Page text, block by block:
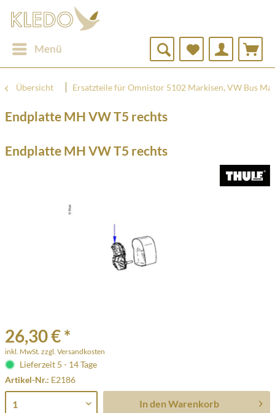
Menü
Übersicht Ersatzteile für Omnistor 5102 Markisen, VW Bus
Endplatte MH VW T5 rechts
Endplatte MH VW T5 rechts
26,30 € *
inkl. MwSt. zzgl. Versandkosten
Lieferzeit 5 - 14 Tage
Artikel-Nr.: E2186
In den Warenkorb